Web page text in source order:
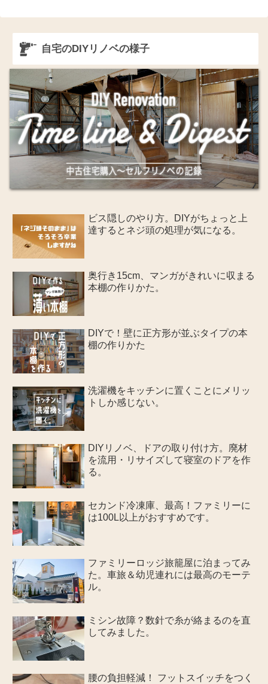
自宅のDIYリノベの様子
ビス隠しのやり方。DIYがちょっと上
達するとネジ頭の処理が気になる。
奥行き15cm、マンガがきれいに収まる
本棚の作りかた。
DIYで！壁に正方形が並ぶタイプの本
棚の作りかた
洗濯機をキッチンに置くことにメリッ
トしか感じない。
DIYリノベ、ドアの取り付け方。廃材
を流用・リサイズして寝室のドアを作
る。
セカンド冷凍庫、最高！ファミリーに
は100L以上がおすすめです。
ファミリーロッジ旅籠屋に泊まってみ
た。車旅＆幼児連れには最高のモーテ
ル。
ミシン故障？数針で糸が絡まるのを直
してみました。
腰の負担軽減！ フットスイッチをつく